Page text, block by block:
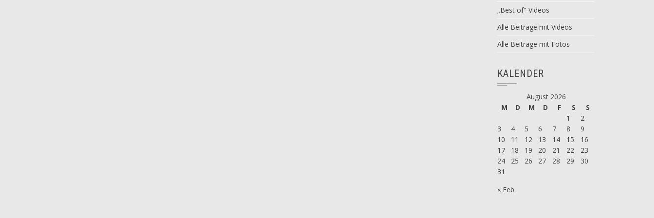
„Best of“-Videos
Alle Beiträge mit Videos
Alle Beiträge mit Fotos
KALENDER
August 2026
M
D M D F S
S
1
2
3
4 5 6 7 8
9
10
11 12 13 14 15
16
17
18 19 20 21 22
23
24
25 26 27 28 29
30
31
« Feb.